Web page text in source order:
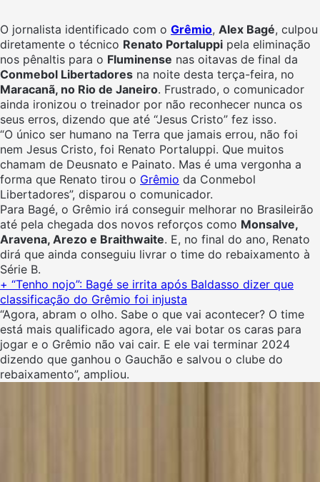
O jornalista identificado com o Grêmio, Alex Bagé, culpou
diretamente o técnico Renato Portaluppi pela eliminação
nos pênaltis para o Fluminense nas oitavas de final da
Conmebol Libertadores na noite desta terça-feira, no
Maracanã, no Rio de Janeiro. Frustrado, o comunicador
ainda ironizou o treinador por não reconhecer nunca os
seus erros, dizendo que até “Jesus Cristo” fez isso.
“O único ser humano na Terra que jamais errou, não foi
nem Jesus Cristo, foi Renato Portaluppi. Que muitos
chamam de Deusnato e Painato. Mas é uma vergonha a
forma que Renato tirou o Grêmio da Conmebol
Libertadores”, disparou o comunicador.
Para Bagé, o Grêmio irá conseguir melhorar no Brasileirão
até pela chegada dos novos reforços como Monsalve,
Aravena, Arezo e Braithwaite. E, no final do ano, Renato
dirá que ainda conseguiu livrar o time do rebaixamento à
Série B.
+ “Tenho nojo”: Bagé se irrita após Baldasso dizer que
classificação do Grêmio foi injusta
“Agora, abram o olho. Sabe o que vai acontecer? O time
está mais qualificado agora, ele vai botar os caras para
jogar e o Grêmio não vai cair. E ele vai terminar 2024
dizendo que ganhou o Gauchão e salvou o clube do
rebaixamento”, ampliou.